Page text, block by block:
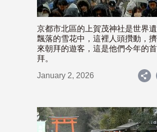
京都市北區的上賀茂神社是世界
飄落的雪花中，這裡人頭攢動，
來朝拜的遊客，這是他們今年的
拜。
January 2, 2026